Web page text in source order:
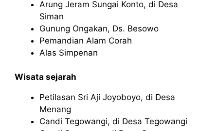
Arung Jeram Sungai Konto, di Desa
Siman
Gunung Ongakan, Ds. Besowo
Pemandian Alam Corah
Alas Simpenan
Wisata sejarah
Petilasan Sri Aji Joyoboyo, di Desa
Menang
Candi Tegowangi, di Desa Tegowangi